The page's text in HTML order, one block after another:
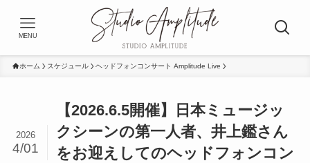
MENU
ホーム スケジュール ヘッドフォンコンサート Amplitude Live
【2026.6.5開催】日本ミュージッ
クシーンの第一人者、井上鑑さん
をお迎えしてのヘッドフォンコン
2026
4/01